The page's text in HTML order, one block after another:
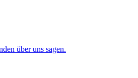
über uns sagen.